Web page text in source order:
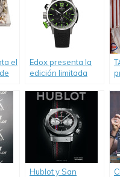
el
Edox presenta la
edición limitada
Chronodakar.
Hublot y San